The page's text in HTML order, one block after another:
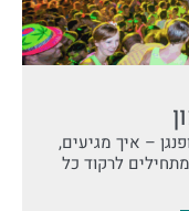
– איך מגיעים,
לרקוד כל